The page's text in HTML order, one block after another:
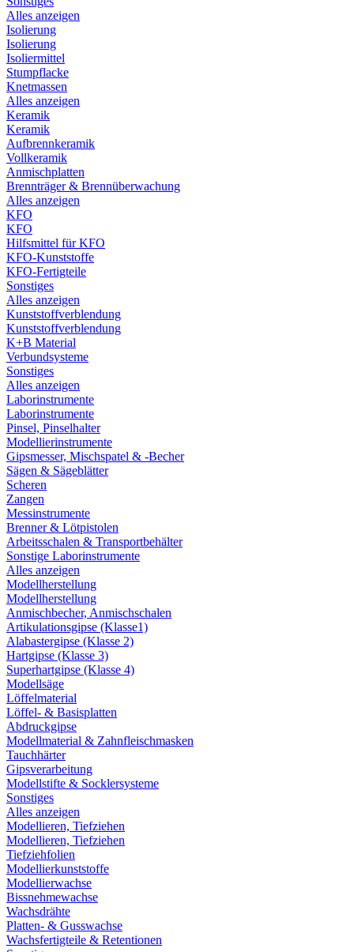
Alles anzeigen
Isolierung
Isolierung
Isoliermittel
Stumpflacke
Knetmassen
Alles anzeigen
Keramik
Keramik
Aufbrennkeramik
Vollkeramik
Anmischplatten
Brennträger & Brennüberwachung
Alles anzeigen
KFO
KFO
Hilfsmittel für KFO
KFO-Kunststoffe
KFO-Fertigteile
Sonstiges
Alles anzeigen
Kunststoffverblendung
Kunststoffverblendung
K+B Material
Verbundsysteme
Sonstiges
Alles anzeigen
Laborinstrumente
Laborinstrumente
Pinsel, Pinselhalter
Modellierinstrumente
Gipsmesser, Mischspatel & -Becher
Sägen & Sägeblätter
Scheren
Zangen
Messinstrumente
Brenner & Lötpistolen
Arbeitsschalen & Transportbehälter
Sonstige Laborinstrumente
Alles anzeigen
Modellherstellung
Modellherstellung
Anmischbecher, Anmischschalen
Artikulationsgipse (Klasse1)
Alabastergipse (Klasse 2)
Hartgipse (Klasse 3)
Superhartgipse (Klasse 4)
Modellsäge
Löffelmaterial
Löffel- & Basisplatten
Abdruckgipse
Modellmaterial & Zahnfleischmasken
Tauchhärter
Gipsverarbeitung
Modellstifte & Socklersysteme
Sonstiges
Alles anzeigen
Modellieren, Tiefziehen
Modellieren, Tiefziehen
Tiefziehfolien
Modellierkunststoffe
Modellierwachse
Bissnehmewachse
Wachsdrähte
Platten- & Gusswachse
Wachsfertigteile & Retentionen